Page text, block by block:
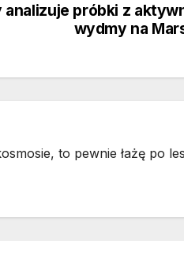
próbki z
wydmy na
to pewnie łażę po